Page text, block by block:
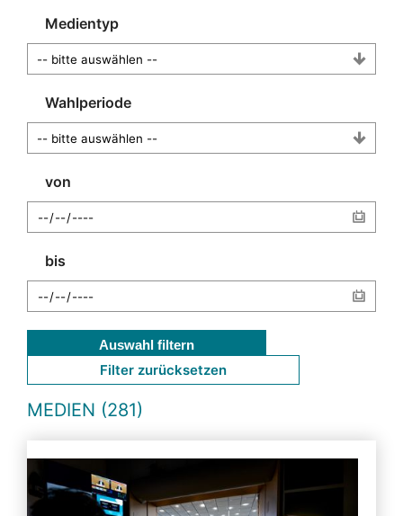
Medientyp
Wahlperiode
von
bis
Auswahl filtern
Filter zurücksetzen
MEDIEN (281)